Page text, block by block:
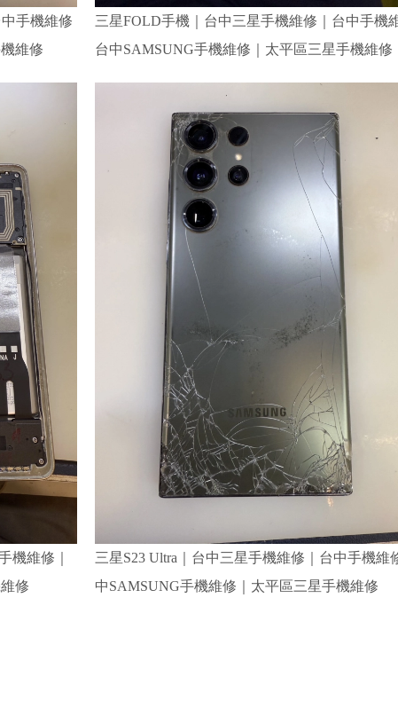
手機維修
維修
三星FOLD手機｜台中三星手機維修｜台中手機
台中SAMSUNG手機維修｜太平區三星手機維修
機維修｜
修
三星S23 Ultra｜台中三星手機維修｜台中手機維
中SAMSUNG手機維修｜太平區三星手機維修